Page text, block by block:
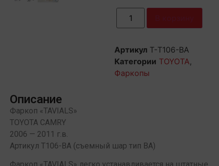
Артикул Т-T106-BA
Категории TOYOTA,
Фаркопы
Описание
Фаркоп «TAVIALS»
TOYOTA CAMRY
2006 — 2011 г.в.
Артикул T106-BA (съемный шар тип BA)